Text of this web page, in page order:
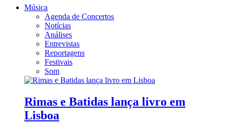
Música
Agenda de Concertos
Notícias
Análises
Entrevistas
Reportagens
Festivais
Som
Rimas e Batidas lança livro em
Lisboa